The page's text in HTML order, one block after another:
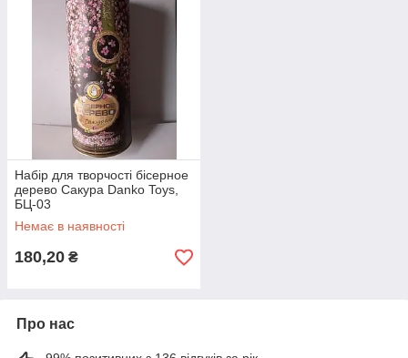
Набір для творчості бісерное
дерево Сакура Danko Toys,
БЦ-03
Немає в наявності
180,20 ₴
Про нас